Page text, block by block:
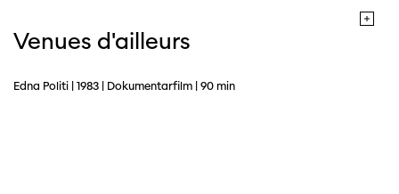
Venues d'ailleurs
Edna Politi | 1983 | Dokumentarfilm | 90 min